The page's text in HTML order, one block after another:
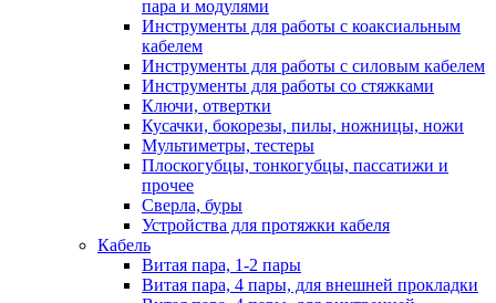
пара и модулями
Инструменты для работы с коаксиальным
кабелем
Инструменты для работы с силовым кабелем
Инструменты для работы со стяжками
Ключи, отвертки
Кусачки, бокорезы, пилы, ножницы, ножи
Мультиметры, тестеры
Плоскогубцы, тонкогубцы, пассатижи и
прочее
Сверла, буры
Устройства для протяжки кабеля
Кабель
Витая пара, 1-2 пары
Витая пара, 4 пары, для внешней прокладки